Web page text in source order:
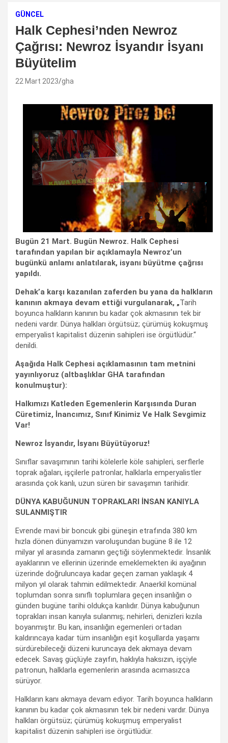
GÜNCEL
Halk Cephesi’nden Newroz
Çağrısı: Newroz İsyandır İsyanı
Büyütelim
22 Mart 2023 gha
Bugün 21 Mart. Bugün Newroz. Halk Cephesi
tarafından yapılan bir açıklamayla Newroz’un
bugünkü anlamı anlatılarak, isyanı büyütme çağrısı
yapıldı.
Dehak’a karşı kazanılan zaferden bu yana da halkların
kanının akmaya devam ettiği vurgulanarak, „Tarih
boyunca halkların kanının bu kadar çok akmasının tek bir
nedeni vardır. Dünya halkları örgütsüz; çürümüş kokuşmuş
emperyalist kapitalist düzenin sahipleri ise örgütlüdür.“
denildi.
Aşağıda Halk Cephesi açıklamasının tam metnini
yayınlıyoruz (altbaşlıklar GHA tarafından
konulmuştur):
Halkımızı Katleden Egemenlerin Karşısında Duran
Cüretimiz, İnancımız, Sınıf Kinimiz Ve Halk Sevgimiz
Var!
Newroz İsyandır, İsyanı Büyütüyoruz!
Sınıflar savaşımının tarihi kölelerle köle sahipleri, serflerle
toprak ağaları, işçilerle patronlar, halklarla emperyalistler
arasında çok kanlı, uzun süren bir savaşımın tarihidir.
DÜNYA KABUĞUNUN TOPRAKLARI İNSAN KANIYLA
SULANMIŞTIR
Evrende mavi bir boncuk gibi güneşin etrafında 380 km
hızla dönen dünyamızın varoluşundan bugüne 8 ile 12
milyar yıl arasında zamanın geçtiği söylenmektedir. İnsanlık
ayaklarının ve ellerinin üzerinde emeklemekten iki ayağının
üzerinde doğruluncaya kadar geçen zaman yaklaşık 4
milyon yıl olarak tahmin edilmektedir. Anaerkil komünal
toplumdan sonra sınıflı toplumlara geçen insanlığın o
günden bugüne tarihi oldukça kanlıdır. Dünya kabuğunun
toprakları insan kanıyla sulanmış; nehirleri, denizleri kızıla
boyanmıştır. Bu kan, insanlığın egemenleri ortadan
kaldırıncaya kadar tüm insanlığın eşit koşullarda yaşamı
sürdürebileceği düzeni kuruncaya dek akmaya devam
edecek. Savaş güçlüyle zayıfın, haklıyla haksızın, işçiyle
patronun, halklarla egemenlerin arasında acımasızca
sürüyor.
Halkların kanı akmaya devam ediyor. Tarih boyunca halkların
kanının bu kadar çok akmasının tek bir nedeni vardır. Dünya
halkları örgütsüz; çürümüş kokuşmuş emperyalist
kapitalist düzenin sahipleri ise örgütlüdür.